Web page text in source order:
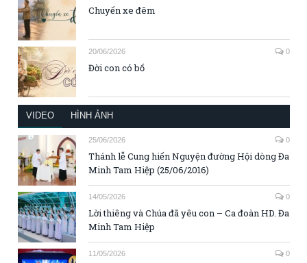
Chuyến xe đêm
20/06/2026 0
Đời con có bố
VIDEO HÌNH ẢNH
25/06/2026 0
Thánh lễ Cung hiến Nguyện đường Hội dòng Đa
Minh Tam Hiệp (25/06/2016)
14/05/2026 0
Lời thiêng và Chúa đã yêu con – Ca đoàn HD. Đa
Minh Tam Hiệp
11/05/2026 0